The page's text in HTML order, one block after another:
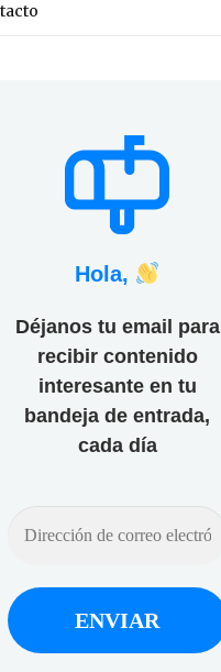
Hola,
Déjanos tu email para
recibir contenido
interesante en tu
bandeja de entrada,
cada día